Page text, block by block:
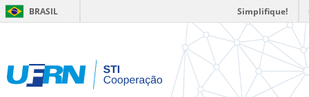
BRASIL Simplifique!